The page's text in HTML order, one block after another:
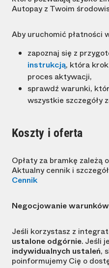
Autopay z Twoim
Aby uruchomić płatności
zapoznaj się z
instrukcją, która
proces aktywacji,
sprawdź warunki,
wszystkie szczegóły
Koszty i oferta
Opłaty za bramkę zależą
Aktualny cennik i
Cennik
Negocjowanie
Jeśli korzystasz z
ustalone odgórnie. Jeśli
indywidualnych ustaleń,
poinformujemy Cię o